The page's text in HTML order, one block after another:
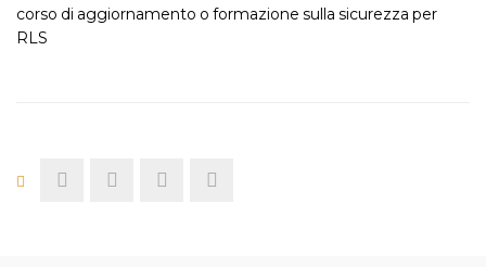
FAQ
corso di aggiornamento o formazione sulla sicurezza per
RLS